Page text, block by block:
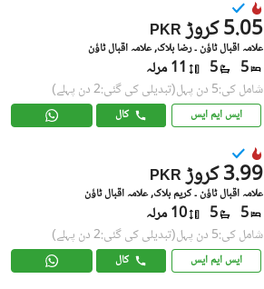
PKR 5.05 کروڑ
علامہ اقبال ٹاؤن ۔ رضا بلاک, علامہ اقبال ٹاؤن
5
5 11 مرلہ
شامل کی:5 دن پہل (تبدیلی کی گئی:2 دن پہلے)
ایس ایم ایس کال
PKR 3.99 کروڑ
علامہ اقبال ٹاؤن ۔ کریم بلاک, علامہ اقبال ٹاؤن
5
5 10 مرلہ
شامل کی:5 دن پہل (تبدیلی کی گئی:2 دن پہلے)
ایس ایم ایس کال